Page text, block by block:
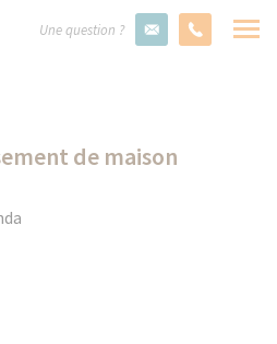
Une question ?
de maison